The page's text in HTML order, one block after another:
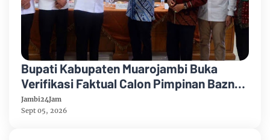
Bupati Kabupaten Muarojambi Buka
Verifikasi Faktual Calon Pimpinan Baznas
Tahun 2026-2031
Jambi24Jam
Sept 05, 2026